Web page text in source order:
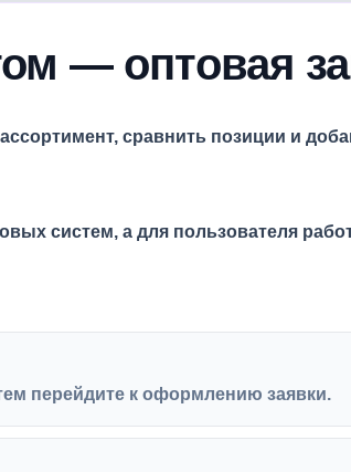
— оптовая
сравнить позиции и
систем, а для пользователя
перейдите к оформлению заявки.